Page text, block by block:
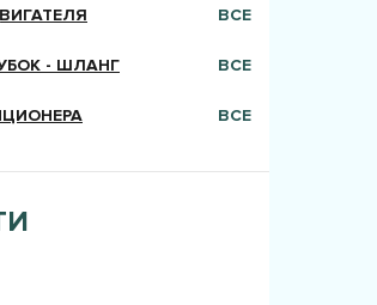
ВСЕ
ВСЕ
- ШЛАНГ
ВСЕ